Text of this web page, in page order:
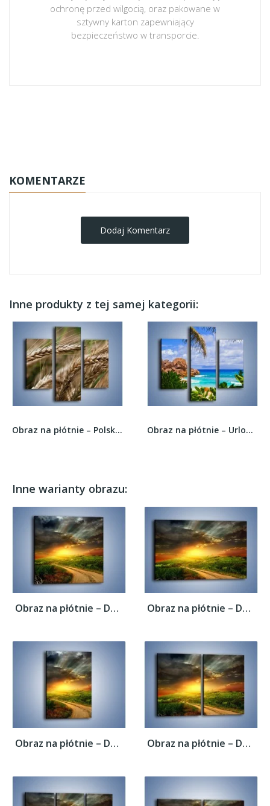
ochronę przed wilgocią, oraz pakowane w
sztywny karton zapewniający
bezpieczeństwo w transporcie.
KOMENTARZE
Dodaj Komentarz
Inne produkty z tej samej kategorii:
Obraz na płótnie – Polskie plony z bliska –... Obraz na płótnie – Urlop pod palmami –...
Inne warianty obrazu:
Obraz na płótnie – Dom za małym zakrętem –... Obraz na płótnie – Dom za małym zakrętem –...
Obraz na płótnie – Dom za małym zakrętem –... Obraz na płótnie – Dom za małym zakrętem –...